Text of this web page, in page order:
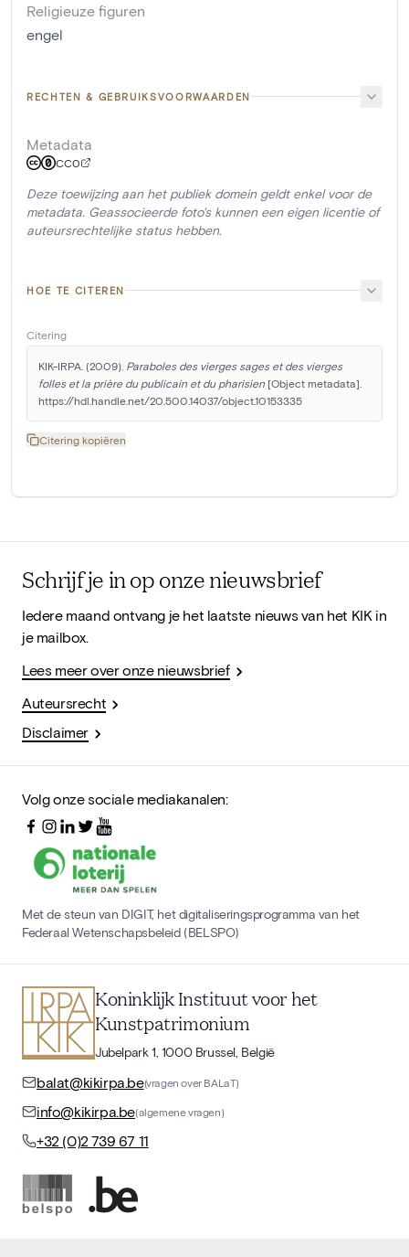
Religieuze figuren
engel
RECHTEN & GEBRUIKSVOORWAARDEN
Metadata
CC0
Deze toewijzing aan het publiek domein geldt enkel voor de
metadata. Geassocieerde foto's kunnen een eigen licentie of
auteursrechtelijke status hebben.
HOE TE CITEREN
Citering
KIK-IRPA. (2009). Paraboles des vierges sages et des vierges
folles et la prière du publicain et du pharisien [Object metadata].
https://hdl.handle.net/20.500.14037/object.10153335
Citering kopiëren
Schrijf je in op onze nieuwsbrief
Iedere maand ontvang je het laatste nieuws van het KIK in
je mailbox.
Lees meer over onze nieuwsbrief
Auteursrecht
Disclaimer
Volg onze sociale mediakanalen:
Met de steun van DIGIT, het digitaliseringsprogramma van het
Federaal Wetenschapsbeleid (BELSPO)
Koninklijk Instituut voor het
Kunstpatrimonium
Jubelpark 1, 1000 Brussel, België
balat@kikirpa.be(vragen over BALaT)
info@kikirpa.be(algemene vragen)
+32 (0)2 739 67 11